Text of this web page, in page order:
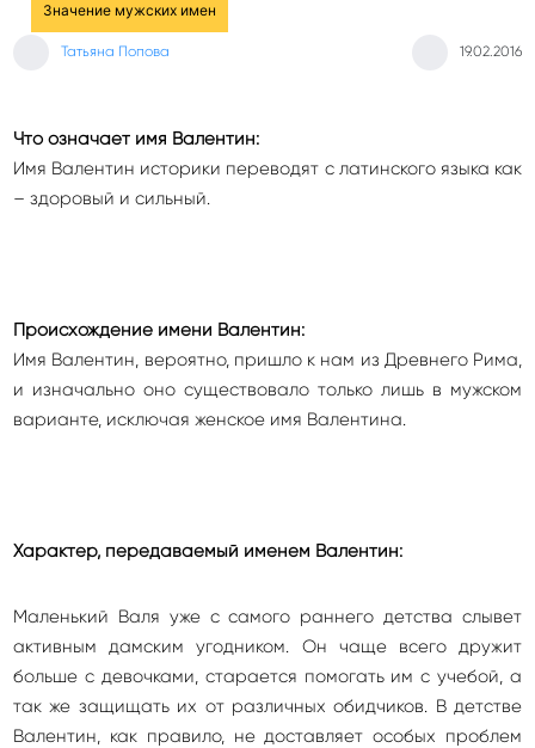
Значение мужских имен
Татьяна Попова 19.02.2016
Что означает имя Валентин:
Имя Валентин историки переводят с латинского языка как
– здоровый и сильный.
Происхождение имени Валентин:
Имя Валентин, вероятно, пришло к нам из Древнего Рима,
и изначально оно существовало только лишь в мужском
варианте, исключая женское имя Валентина.
Характер, передаваемый именем Валентин:
Маленький Валя уже с самого раннего детства слывет
активным дамским угодником. Он чаще всего дружит
больше с девочками, старается помогать им с учебой, а
так же защищать их от различных обидчиков. В детстве
Валентин, как правило, не доставляет особых проблем